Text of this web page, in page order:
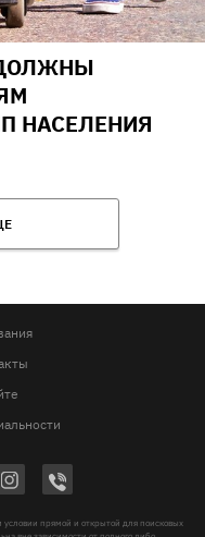
НАСЕЛЕНИЯ
условии прямой и открытой для поисковых